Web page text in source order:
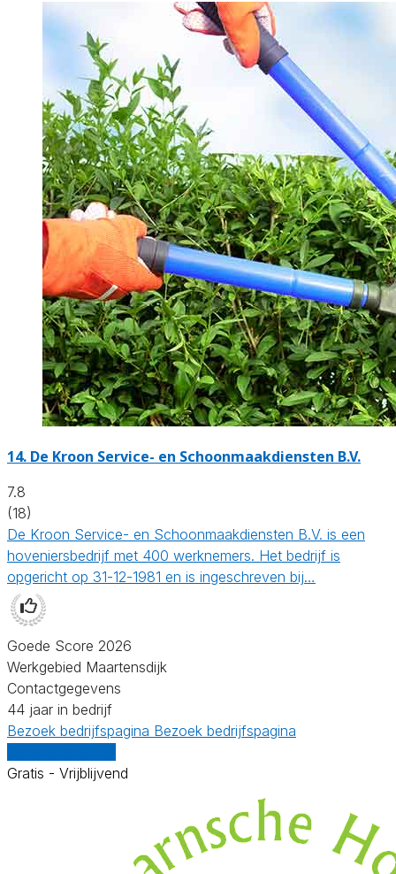
14. De Kroon Service- en Schoonmaakdiensten B.V.
7.8
(18)
De Kroon Service- en Schoonmaakdiensten B.V. is een
hoveniersbedrijf met 400 werknemers. Het bedrijf is
opgericht op 31-12-1981 en is ingeschreven bij…
Goede Score 2026
Werkgebied Maartensdijk
Contactgegevens
44 jaar in bedrijf
Bezoek bedrijfspagina Bezoek bedrijfspagina
Gratis - Vrijblijvend